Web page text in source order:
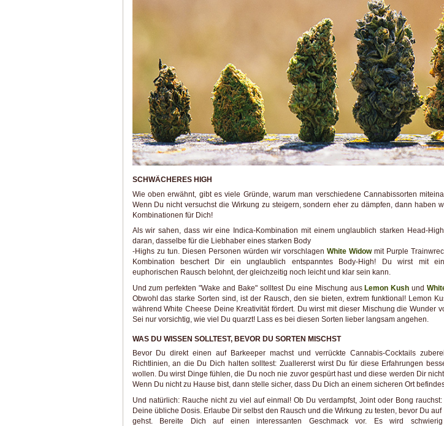
SCHWÄCHERES HIGH
Wie oben erwähnt, gibt es viele Gründe, warum man verschiedene Cannabissorten
Wenn Du nicht versuchst die Wirkung zu steigern, sondern eher zu dämpfen, dann haben
Kombinationen für Dich!
Als wir sahen, dass wir eine Indica-Kombination mit einem unglaublich starken Head-
daran, dasselbe für die Liebhaber eines starken Body
-Highs zu tun. Diesen Personen würden wir vorschlagen White Widowmit Purple
Kombination beschert Dir ein unglaublich entspanntes Body-High! Du wirst mit
euphorischen Rausch belohnt, der gleichzeitig noch leicht und klar sein kann.
Und zum perfekten "Wake and Bake" solltest Du eine Mischung ausLemon Kush und
Obwohl das starke Sorten sind, ist der Rausch, den sie bieten, extrem funktional! Lemon
während White Cheese Deine Kreativität fördert. Du wirst mit dieser Mischung die Wunder
Sei nur vorsichtig, wie viel Du quarzt! Lass es bei diesen Sorten lieber langsam angehen.
WAS DU WISSEN SOLLTEST, BEVOR DU SORTEN MISCHST
Bevor Du direkt einen auf Barkeeper machst und verrückte Cannabis-Cocktails
Richtlinien, an die Du Dich halten solltest: Zuallererst wirst Du für diese Erfahrungen
wollen. Du wirst Dinge fühlen, die Du noch nie zuvor gespürt hast und diese werden Dir
Wenn Du nicht zu Hause bist, dann stelle sicher, dass Du Dich an einem sicheren Ort
Und natürlich: Rauche nicht zu viel auf einmal! Ob Du verdampfst, Joint oder Bong
Deine übliche Dosis. Erlaube Dir selbst den Rausch und die Wirkung zu testen, bevor Du
gehst. Bereite Dich auf einen interessanten Geschmack vor. Es wird